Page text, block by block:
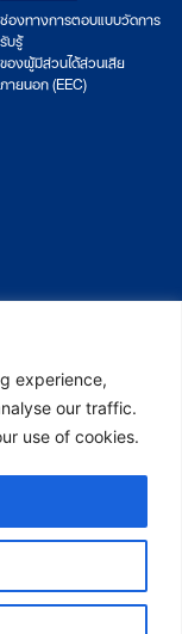
experience,
our traffic.
use of cookies.
ช่องทางการตอบแบบวัดการ
รับรู้
ของผู้มีส่วนได้ส่วนเสีย
ภายนอก (EEC)